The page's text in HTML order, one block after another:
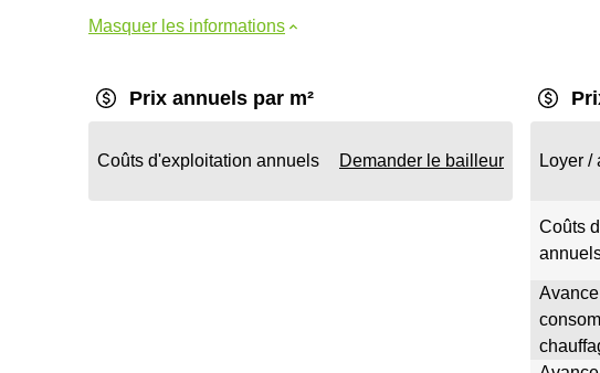
Masquer les informations
Prix annuels par m²
Coûts d'exploitation annuels Demander le bailleur Loyer /
Coûts